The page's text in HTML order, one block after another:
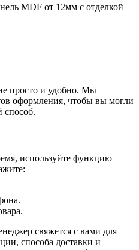
MDF от 12мм с отделкой
просто и удобно. Мы
оформления, чтобы вы могли
способ.
используйте функцию
свяжется с вами для
способа доставки и